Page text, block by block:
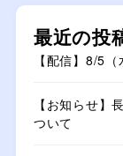
最近の投
【配信】8/5
【お知らせ】
ついて